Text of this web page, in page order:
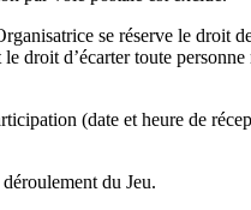
se réserve le droit
droit d’écarter toute personne
(date et heure de
du Jeu.